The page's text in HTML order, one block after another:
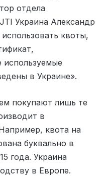
отдела
Украина Александр
квоты,
в Украине».
покупают лишь те
в
квота на
буквально в
года. Украина
в Европе.